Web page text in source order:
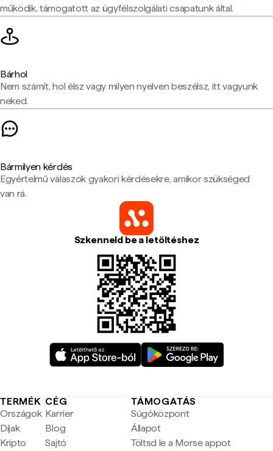
működik, támogatott az ügyfélszolgálati csapatunk által.
Bárhol
Nem számít, hol élsz vagy milyen nyelven beszélsz, itt vagyunk
neked.
Bármilyen kérdés
Egyértelmű válaszok gyakori kérdésekre, amikor szükséged
van rá.
Szkenneld be a letöltéshez
TERMÉK
Országok
Díjak
Kripto
CÉG
Karrier
Blog
Sajtó
TÁMOGATÁS
Súgóközpont
Állapot
Töltsd le a Morse appot